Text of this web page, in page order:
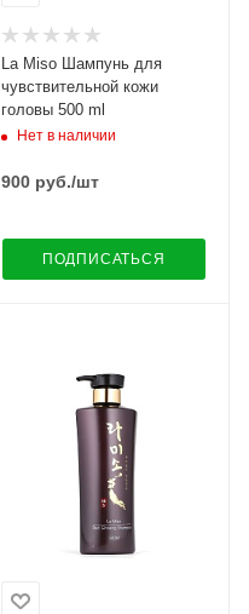
La Miso Шампунь для
чувствительной кожи
головы 500 ml
Нет в наличии
900руб./шт
ПОДПИСАТЬСЯ